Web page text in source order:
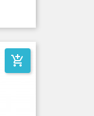
add_shopping_cart